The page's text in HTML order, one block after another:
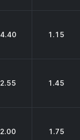
4.40 1.15
2.55 1.45
2.00 1.75